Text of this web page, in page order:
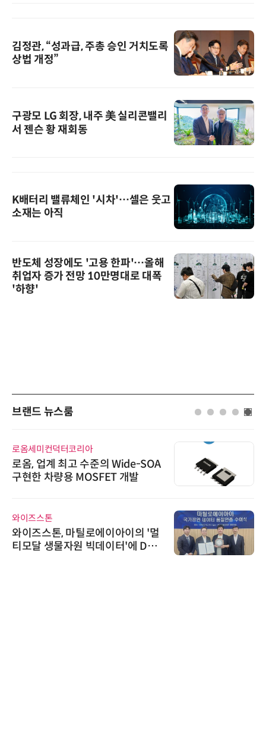
김정관, “성과급, 주총 승인 거치도록
상법 개정”
구광모 LG 회장, 내주 美 실리콘밸리
서 젠슨 황 재회동
K배터리 밸류체인 '시차'…셀은 웃고
소재는 아직
반도체 성장에도 '고용 한파'…올해
취업자 증가 전망 10만명대로 대폭
'하향'
브랜드 뉴스룸
로옴세미컨덕터코리아
로옴, 업계 최고 수준의 Wide-SOA
구현한 차량용 MOSFET 개발
와이즈스톤
와이즈스톤, 마틸로에이아이의 '멀
티모달 생물자원 빅데이터'에 DQ